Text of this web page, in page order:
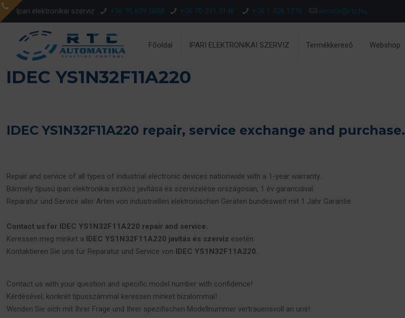
Ipari elektronikai szerviz +36 70 639 5608 +36 70 391 5146 +36 1 426 1276 service@rtc.hu
Főoldal IPARI ELEKTRONIKAI SZERVIZ Termékkereső Webshop
IDEC YS1N32F11A220
IDEC YS1N32F11A220 repair, service exchange and purchase.
Repair and service of all types of industrial electronic devices nationwide with a 1-year warranty.
Bármely típusú ipari elektronikai eszköz javítása és szervizelése országosan, 1 év garanciával.
Reparatur und Service aller Arten von industriellen elektronischen Geräten bundesweit mit 1 Jahr Garantie.
Contact us for IDEC YS1N32F11A220 repair and service.
Keressen meg minket a IDEC YS1N32F11A220 javítás és szerviz esetén.
Kontaktieren Sie uns für Reparatur und Service von IDEC YS1N32F11A220.
Contact us with your question and specific model number with confidence!
Kérdésével, konkrét típusszámmal keressen minket bizalommal!
Wenden Sie sich mit Ihrer Frage und Ihrer spezifischen Modellnummer vertrauensvoll an uns!